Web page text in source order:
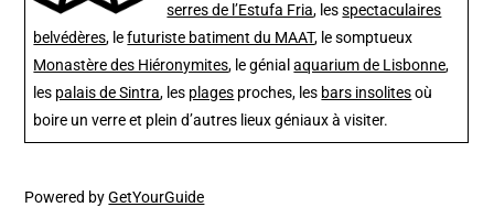
serres de l’Estufa Fria, lesspectaculaires
belvédères, lefuturiste batiment du MAAT, le somptueux
Monastère des Hiéronymites, le génialaquarium de Lisbonne,
les palais de Sintra, les plages proches, les bars insolitesoù
boire un verre et plein d’autres lieux géniaux à visiter.
Powered byGetYourGuide